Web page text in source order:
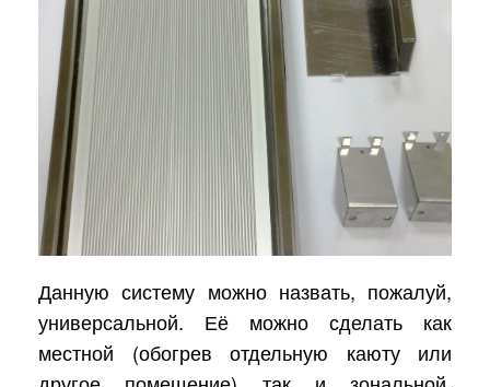
Данную систему можно назвать, пожалуй,
универсальной. Её можно сделать как
местной (обогрев отдельную каюту или